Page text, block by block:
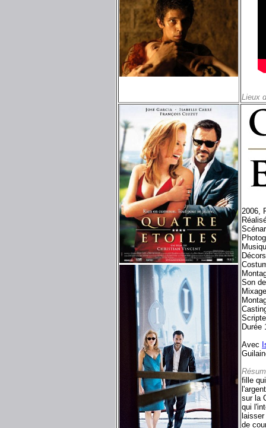
Lieux
2006,
Son
Durée
Avec
fille
sur la
qui
de